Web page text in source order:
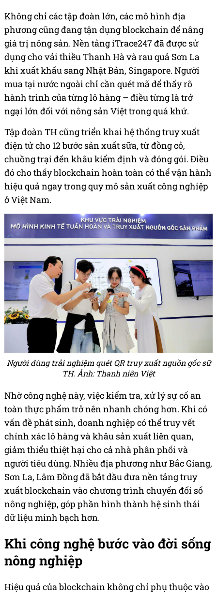
Không chỉ các tập đoàn lớn, các mô hình địa
phương cũng đang tận dụng blockchain để nâng
giá trị nông sản. Nền tảng iTrace247 đã được sử
dụng cho vải thiều Thanh Hà và rau quả Sơn La
khi xuất khẩu sang Nhật Bản, Singapore. Người
mua tại nước ngoài chỉ cần quét mã để thấy rõ
hành trình của từng lô hàng – điều từng là trở
ngại lớn đối với nông sản Việt trong quá khứ.
Tập đoàn TH cũng triển khai hệ thống truy xuất
điện tử cho 12 bước sản xuất sữa, từ đồng cỏ,
chuồng trại đến khâu kiểm định và đóng gói. Điều
đó cho thấy blockchain hoàn toàn có thể vận hành
hiệu quả ngay trong quy mô sản xuất công nghiệp
ở Việt Nam.
Người dùng trải nghiệm quét QR truy xuất nguồn gốc sữ
TH. Ảnh: Thanh niên Việt
Nhờ công nghệ này, việc kiểm tra, xử lý sự cố an
toàn thực phẩm trở nên nhanh chóng hơn. Khi có
vấn đề phát sinh, doanh nghiệp có thể truy vết
chính xác lô hàng và khâu sản xuất liên quan,
giảm thiểu thiệt hại cho cả nhà phân phối và
người tiêu dùng. Nhiều địa phương như Bắc Giang,
Sơn La, Lâm Đồng đã bắt đầu đưa nền tảng truy
xuất blockchain vào chương trình chuyển đổi số
nông nghiệp, góp phần hình thành hệ sinh thái
dữ liệu minh bạch hơn.
Khi công nghệ bước vào đời sống
nông nghiệp
Hiệu quả của blockchain không chỉ phụ thuộc vào